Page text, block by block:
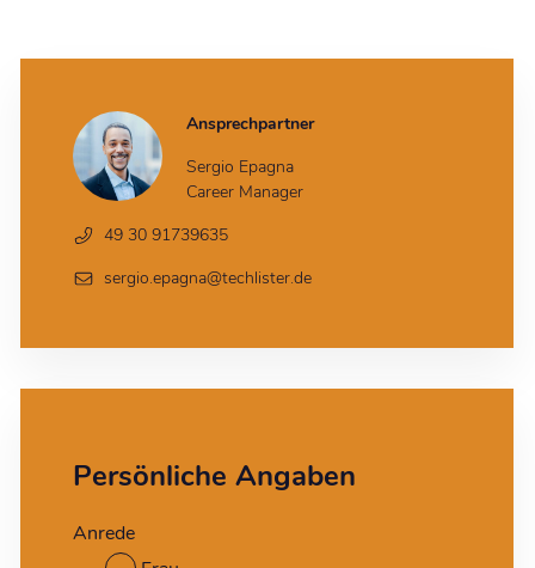
Ansprechpartner
Sergio Epagna
Career Manager
49 30 91739635
sergio.epagna@techlister.de
Persönliche Angaben
Anrede